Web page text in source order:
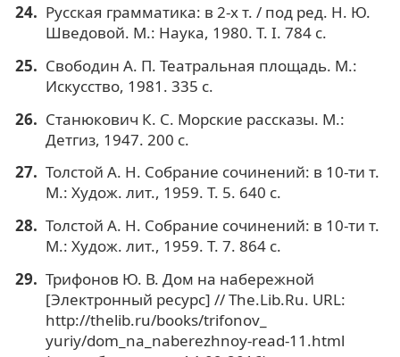
Русская грамматика: в 2-х т. / под ред. Н. Ю.
Шведовой. М.: Наука, 1980. Т. I. 784 с.
Свободин А. П. Театральная площадь. М.:
Искусство, 1981. 335 с.
Станюкович К. С. Морские рассказы. М.:
Детгиз, 1947. 200 с.
Толстой А. Н. Собрание сочинений: в 10-ти т.
М.: Худож. лит., 1959. Т. 5. 640 с.
Толстой А. Н. Собрание сочинений: в 10-ти т.
М.: Худож. лит., 1959. Т. 7. 864 с.
Трифонов Ю. В. Дом на набережной
[Электронный ресурс] // The.Lib.Ru. URL:
http://thelib.ru/books/trifonov_
yuriy/dom_na_naberezhnoy-read-11.html